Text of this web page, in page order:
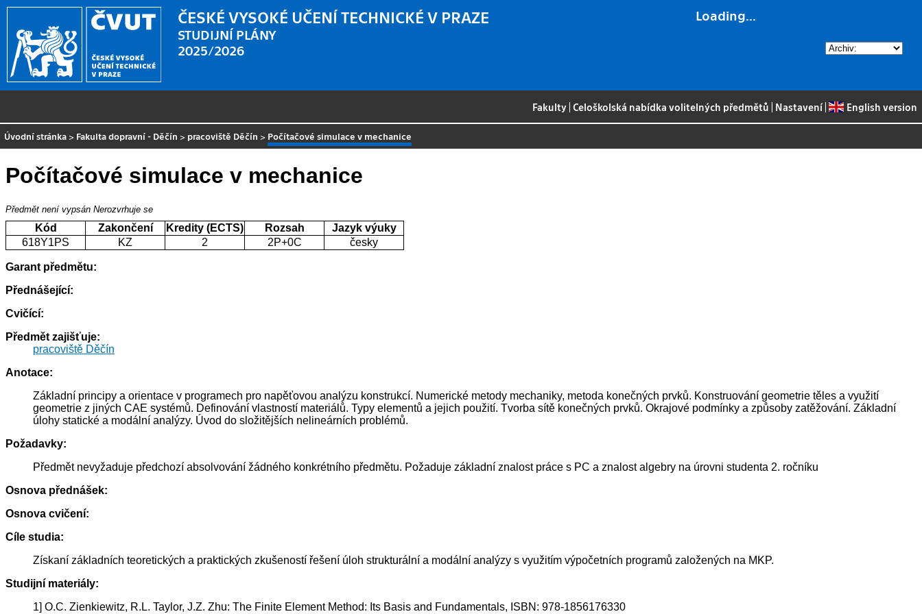
Loading...
ČESKÉ VYSOKÉ UČENÍ TECHNICKÉ V PRAZE
STUDIJNÍ PLÁNY
2025/2026
Fakulty |Celoškolská nabídka volitelných předmětů Nastavení| English version
Úvodní stránka > Fakulta dopravní - Děčín > pracoviště Děčín > Počítačové simulace v mechanice
Počítačové simulace v mechanice
Předmět není vypsán Nerozvrhuje se
Kód Zakončení Kredity (ECTS) Rozsah
Jazyk výuky
618Y1PS
KZ 2 2P+0C česky
Garant předmětu:
Přednášející:
Cvičící:
Předmět zajišťuje:
pracoviště Děčín
Anotace:
Základní principy a orientace v programech pro napěťovou analýzu konstrukcí. Numerické metody mechaniky, metoda konečných prvků. Konstruování geometrie těles a využití
geometrie z jiných CAE systémů. Definování vlastností materiálů. Typy elementů a jejich použití. Tvorba sítě konečných prvků. Okrajové podmínky a způsoby zatěžování. Základní
úlohy statické a modální analýzy. Úvod do složitějších nelineárních problémů.
Požadavky:
Předmět nevyžaduje předchozí absolvování žádného konkrétního předmětu. Požaduje základní znalost práce s PC a znalost algebry na úrovni studenta 2. ročníku
Osnova přednášek:
Osnova cvičení:
Cíle studia:
Získaní základních teoretických a praktických zkušeností řešení úloh strukturální a modální analýzy s využitím výpočetních programů založených na MKP.
Studijní materiály:
1] O.C. Zienkiewitz, R.L. Taylor, J.Z. Zhu: The Finite Element Method: Its Basis and Fundamentals, ISBN: 978-1856176330